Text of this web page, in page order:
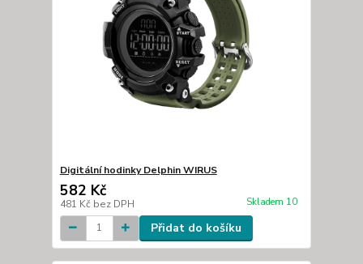
Digitální hodinky Delphin WIRUS
582 Kč
481 Kč bez DPH Skladem 10
Přidat do košíku